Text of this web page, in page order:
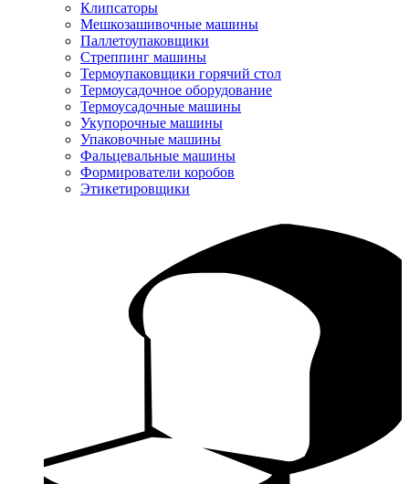
Клипсаторы
Мешкозашивочные машины
Паллетоупаковщики
Стреппинг машины
Термоупаковщики горячий стол
Термоусадочное оборудование
Термоусадочные машины
Укупорочные машины
Упаковочные машины
Фальцевальные машины
Формирователи коробов
Этикетировщики